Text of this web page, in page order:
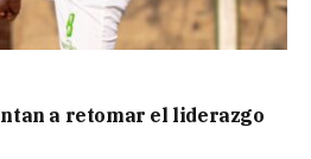
a retomar el liderazgo